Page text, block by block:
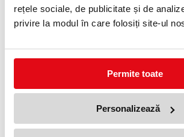
rețele sociale, de publicitate și de
privire la modul în care folosiți site-ul
Permite toate
Personalizează
Radiera Plast Office, Bic
2,99 lei
Radiera
blister,